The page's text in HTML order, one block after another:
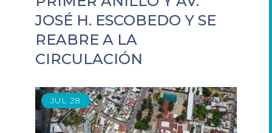
JOSÉ H. ESCOBEDO Y SE
REABRE A LA
CIRCULACIÓN
JUL 28